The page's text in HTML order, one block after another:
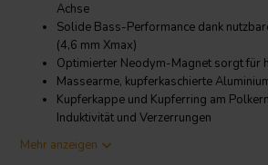
Achse
Solide Bass-Performance dank
(4,6 mm Xmax)
Optimierter Neodym-Magnet sorgt für
Massearme, kupferkaschierte
Kupferkappe und Kupferring am
Induktivität und Verzerrungen
Kevlar-verstärkte Papiermembran ist
und gut kontrollierbar
Mehr anzeigen